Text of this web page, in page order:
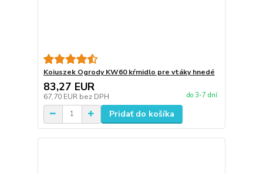
Koiuszek Ogrody KW60 kŕmidlo pre vtáky hnedé
83,27 EUR
67,70 EUR bez DPH do 3-7 dní
Pridať do košíka